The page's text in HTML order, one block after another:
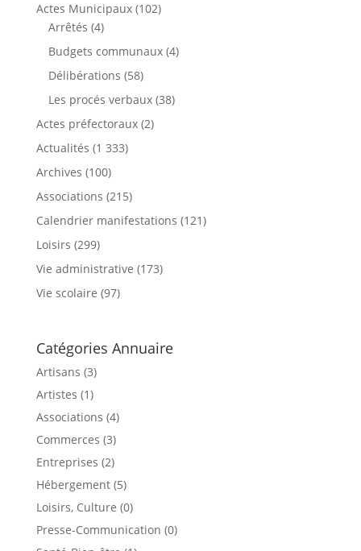
Actes Municipaux(102)
Arrêtés (4)
Budgets communaux(4)
Délibérations (58)
Les procés verbaux(38)
Actes préfectoraux(2)
Actualités (1 333)
Archives (100)
Associations (215)
Calendrier manifestations (121)
Loisirs (299)
Vie administrative (173)
Vie scolaire (97)
Catégories Annuaire
Artisans (3)
Artistes (1)
Associations (4)
Commerces (3)
Entreprises (2)
Hébergement (5)
Loisirs, Culture (0)
Presse-Communication (0)